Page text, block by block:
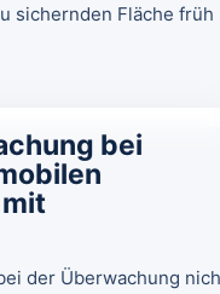
sichernden Fläche früh
bei
der Überwachung